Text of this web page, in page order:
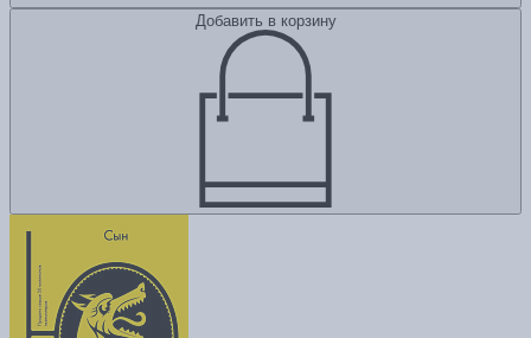
Добавить в корзину